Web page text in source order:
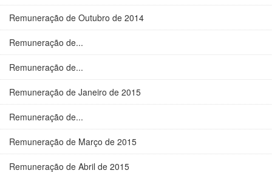
Remuneração de Outubro de 2014
Remuneração de...
Remuneração de...
Remuneração de Janeiro de 2015
Remuneração de...
Remuneração de Março de 2015
Remuneração de Abril de 2015